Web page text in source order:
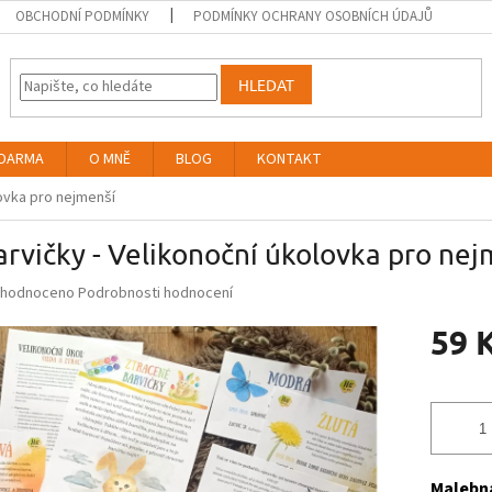
OBCHODNÍ PODMÍNKY PODMÍNKY OCHRANY OSOBNÍCH ÚDAJŮ
HLEDAT
O MNĚ BLOG
KONTAKT
pro nejmenší
- Velikonoční úkolovka pro
Podrobnosti hodnocení
59
cena: